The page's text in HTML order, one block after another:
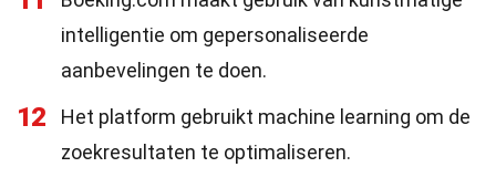
intelligentie om gepersonaliseerde
aanbevelingen te doen.
12
Het platform gebruikt machine learning om de
zoekresultaten te optimaliseren.